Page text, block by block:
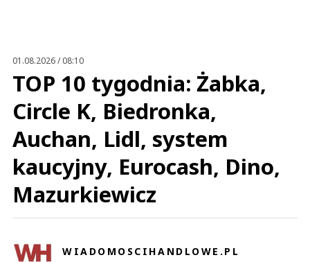
01.08.2026 / 08:10
TOP 10 tygodnia: Żabka,
Circle K, Biedronka,
Auchan, Lidl, system
kaucyjny, Eurocash, Dino,
Mazurkiewicz
WIADOMOSCIHANDLOWE.PL